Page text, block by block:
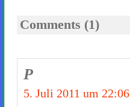
Comments (1)
P
5. Juli 2011 um 22:06